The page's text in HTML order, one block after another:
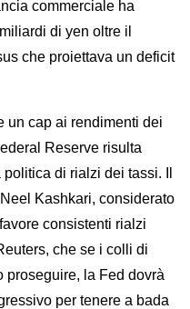
commerciale ha
di yen oltre il
che proiettava un deficit
un cap ai rendimenti dei
Reserve risulta
di rialzi dei tassi. Il
Kashkari, considerato
consistenti rialzi
che se i colli di
proseguire, la Fed dovrà
per tenere a bada